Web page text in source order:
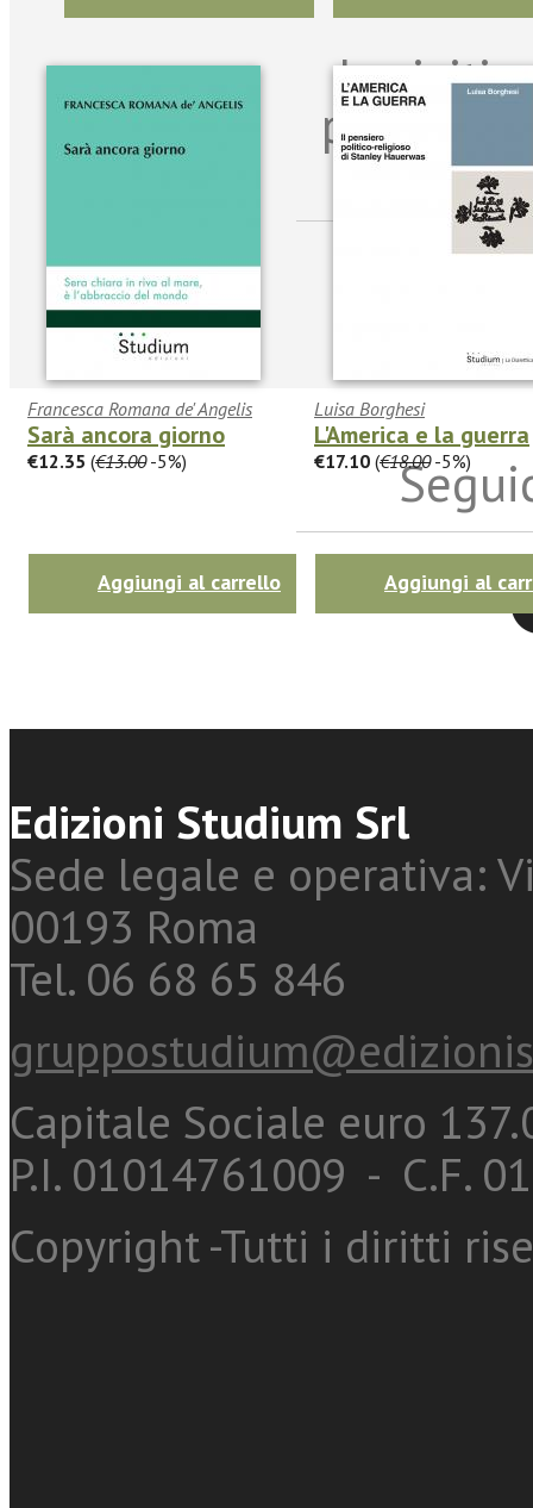
Francesca Romana de' Angelis
Sarà ancora giorno
€12.35 (€13.00-5%)
Aggiungi al carrello
Luisa Borghesi
L'America e la guerra
€17.10 (€18.00-5%)
Aggiungi al
Iscriviti
per
sulle
Edizioni Studium Srl
Sede legale e operativa:
00193 Roma
Tel. 06 68 65 846
Capitale Sociale euro
P.I. 01014761009 - C.F.
Copyright -Tutti i diritti